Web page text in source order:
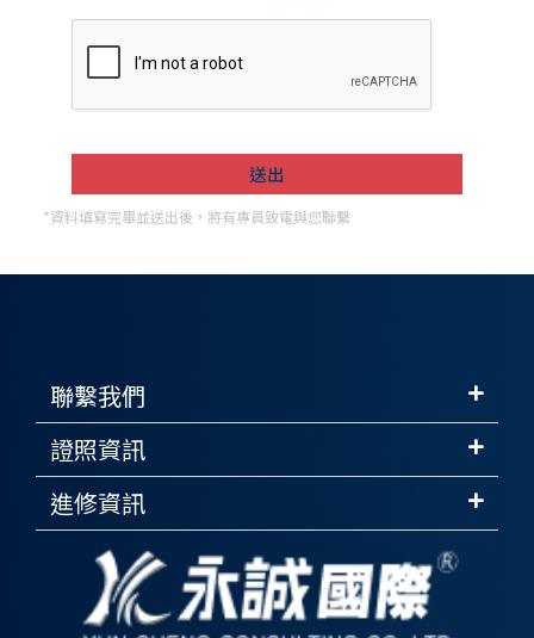
*資料填寫完畢並送出後，將有專員致電與您聯繫
聯繫我們
證照資訊
進修資訊